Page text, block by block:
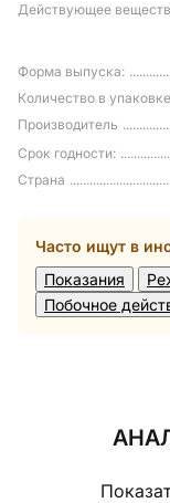
Действующее
Форма выпуска:
Количество в упаковке
Производитель
Срок годности:
Страна
Часто ищут в
Показания
Побочное